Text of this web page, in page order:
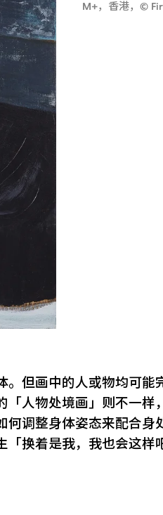
M+，香港，©
。但画中的人或物均可能
「人物处境画」则不一样
何调整身体姿态来配合身
「换着是我，我也会这样